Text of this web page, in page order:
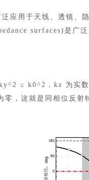
泛应用于天线、透镜、
surfaces)是广
≤ k0^2，kz 为实
零，这就是同相位反射